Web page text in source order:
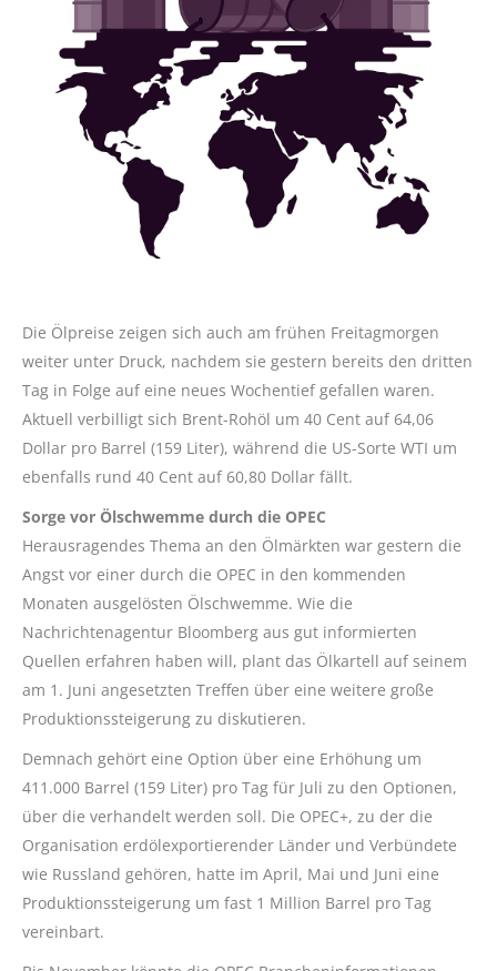
Die Ölpreise zeigen sich auch am frühen Freitagmorgen
weiter unter Druck, nachdem sie gestern bereits den dritten
Tag in Folge auf eine neues Wochentief gefallen waren.
Aktuell verbilligt sich Brent-Rohöl um 40 Cent auf 64,06
Dollar pro Barrel (159 Liter), während die US-Sorte WTI um
ebenfalls rund 40 Cent auf 60,80 Dollar fällt.
Sorge vor Ölschwemme durch die OPEC
Herausragendes Thema an den Ölmärkten war gestern die
Angst vor einer durch die OPEC in den kommenden
Monaten ausgelösten Ölschwemme. Wie die
Nachrichtenagentur Bloomberg aus gut informierten
Quellen erfahren haben will, plant das Ölkartell auf seinem
am 1. Juni angesetzten Treffen über eine weitere große
Produktionssteigerung zu diskutieren.
Demnach gehört eine Option über eine Erhöhung um
411.000 Barrel (159 Liter) pro Tag für Juli zu den Optionen,
über die verhandelt werden soll. Die OPEC+, zu der die
Organisation erdölexportierender Länder und Verbündete
wie Russland gehören, hatte im April, Mai und Juni eine
Produktionssteigerung um fast 1 Million Barrel pro Tag
vereinbart.